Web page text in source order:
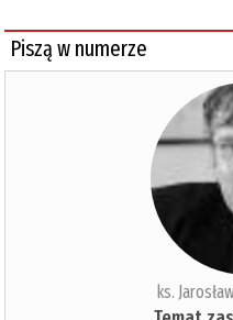
Piszą w numerze
ks.